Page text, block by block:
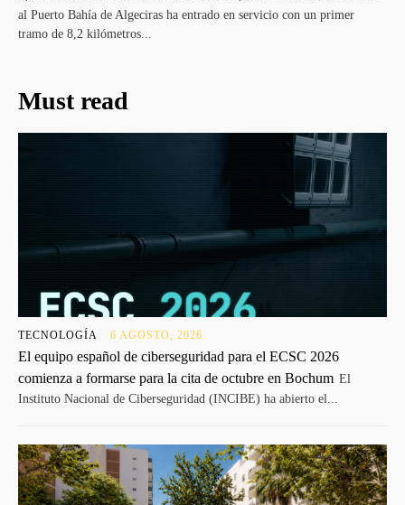
al Puerto Bahía de Algeciras ha entrado en servicio con un primer
tramo de 8,2 kilómetros...
Must read
TECNOLOGÍA 6 AGOSTO, 2026
El equipo español de ciberseguridad para el ECSC 2026
comienza a formarse para la cita de octubre en Bochum El
Instituto Nacional de Ciberseguridad (INCIBE) ha abierto el...